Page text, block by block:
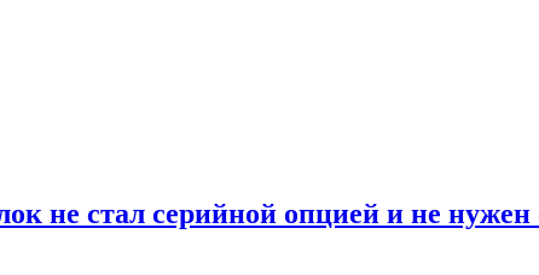
не стал серийной опцией и не